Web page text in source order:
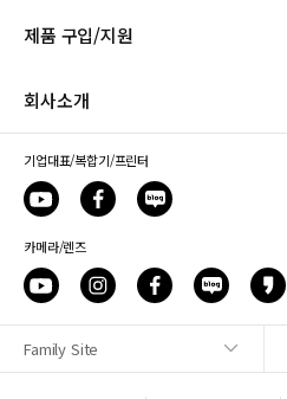
제품 구입/지원
회사소개
기업대표/복합기/프린터
카메라/렌즈
Family Site